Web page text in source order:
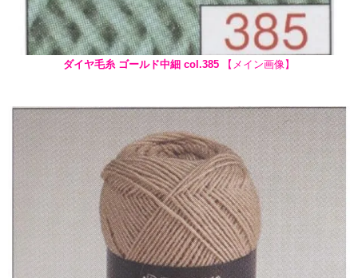
ダイヤ毛糸 ゴールド中細 col.385 【メイン画像】